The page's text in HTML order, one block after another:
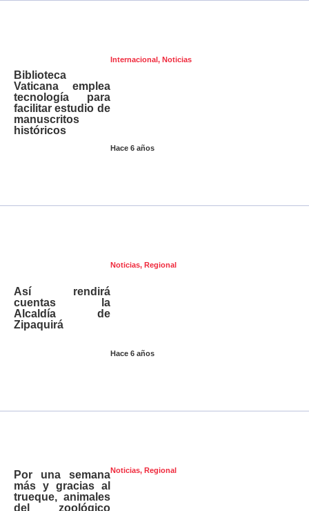
Internacional , Noticias
Hace 6 años
Biblioteca
Vaticana emplea
tecnología para
facilitar estudio de
manuscritos
históricos
Noticias, Regional
Hace 6 años
Así rendirá
cuentas la
Alcaldía de
Zipaquirá
Noticias, Regional
Por una semana
más y gracias al
trueque, animales
del zoológico